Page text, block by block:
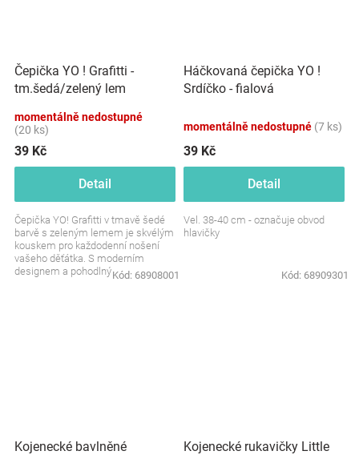
Čepička YO ! Grafitti -
tm.šedá/zelený lem
momentálně nedostupné
(20 ks)
39 Kč
Detail
Čepička YO! Grafitti v tmavě šedé
barvě s zeleným lemem je skvélým
kouskem pro každodenní nošení
vašeho děťátka. S moderním
designem a pohodlnýmKód: 68908001
Háčkovaná čepička YO !
Srdíčko - fialová
momentálně nedostupné (7 ks)
39 Kč
Detail
Vel. 38-40 cm - označuje obvod
hlavičky
Kód: 68909301
Kojenecké bavlněné
Kojenecké rukavičky Little